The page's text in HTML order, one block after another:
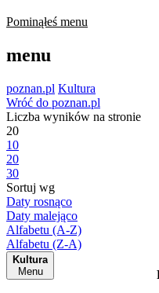
Pominąłeś menu
menu
poznan.pl Kultura
Wróć do poznan.pl
Liczba wyników na stronie
20
10
20
30
Sortuj wg
Daty rosnąco
Daty malejąco
Alfabetu (A-Z)
Alfabetu (Z-A)
Kultura
Menu